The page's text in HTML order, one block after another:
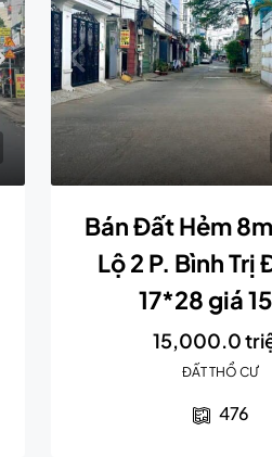
Bán Đất Hẻm
Lộ 2 P. Bình Trị
17*28 giá
15,000.0
ĐẤT THỔ CƯ
476